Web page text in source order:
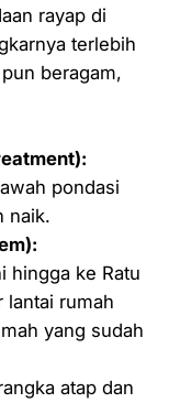
rayap di
terlebih
beragam,
pondasi
naik.
hingga ke Ratu
lantai rumah
yang sudah
atap dan